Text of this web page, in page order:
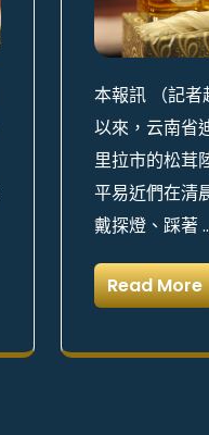
本報訊 （記者
以來，云南省
里拉市的松茸
平易近們在清
戴探燈、踩著
Read More